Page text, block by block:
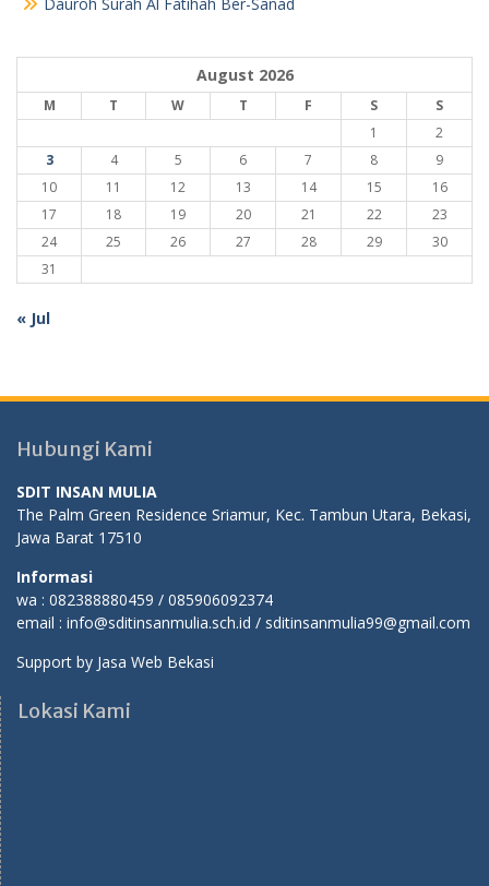
August 2026
M T W T F S
S
1
2
3
4 5 6 7 8
9
10
11 12 13 14 15
16
17
18 19 20 21 22
23
24
25 26 27 28 29
30
31
« Jul
Hubungi Kami
SDIT INSAN MULIA
The Palm Green Residence Sriamur, Kec. Tambun Utara, Bekasi,
Jawa Barat 17510
Informasi
wa : 082388880459 / 085906092374
email : info@sditinsanmulia.sch.id / sditinsanmulia99@gmail.com
Support by Jasa Web Bekasi
Lokasi Kami